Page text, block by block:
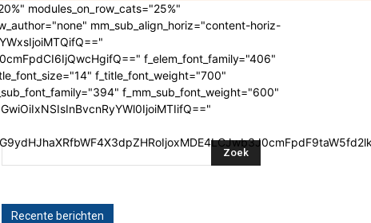
modules_on_row_cats="25%"
mm_sub_align_horiz="content-horiz-
f_elem_font_family="406"
f_title_font_weight="700"
f_mm_sub_font_weight="600"
Recente berichten